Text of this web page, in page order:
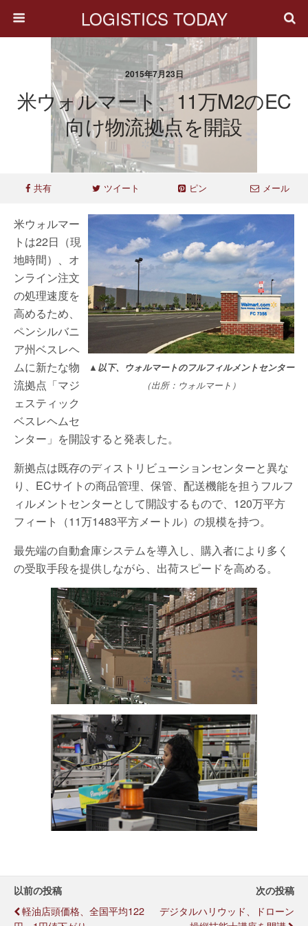
LOGISTICS TODAY
2015年7月23日
米ウォルマート、11万m2のEC
向け物流拠点を開設
共有 ツイート ピン メール
▲以下、ウォルマートのフルフィルメントセンター
（出所：ウォルマート）
米ウォルマー
トは22日（現
地時間）、オ
ンライン注文
の処理速度を
高めるため、
ペンシルバニ
ア州ベスレヘ
ムに新たな物
流拠点「マジ
ェスティック
ベスレヘムセ
ンター」を開設すると発表した。
新拠点は既存のディストリビューションセンターと異な
り、ECサイトの商品管理、保管、配送機能を担うフルフ
ィルメントセンターとして開設するもので、120万平方
フィート（11万1483平方メートル）の規模を持つ。
最先端の自動倉庫システムを導入し、購入者により多く
の受取手段を提供しながら、出荷スピードを高める。
以前の投稿
軽油店頭価格、全国平均122
次の投稿
デジタルハリウッド、ドローン